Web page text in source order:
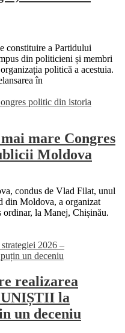
constituire a Partidului
din politicieni și membri
politică a acestuia.
în
mare Congres
Moldova
condus de Vlad Filat, unul
din Moldova, a organizat
ordinar, la Manej, Chișinău.
realizarea
la
un deceniu